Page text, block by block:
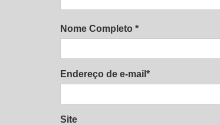
Nome Completo *
Endereço de e-mail*
Site